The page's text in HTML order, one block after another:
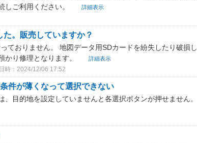
しご利用ください。
詳細表示
。販売していますか？
ておりません。 地図データ用SDカードを紛失したり破損し
かり修理となります。
詳細表示
時：2024/12/06 17:52
件が薄くなって選択できない
目的地を設定していませんと各選択ボタンが押せません。